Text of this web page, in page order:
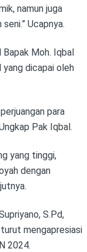
namun juga
Ucapnya.
Moh. Iqbal
yang dicapai oleh
para
Pak Iqbal.
yang tinggi,
dengan
S.Pd,
mengapresiasi
2024.